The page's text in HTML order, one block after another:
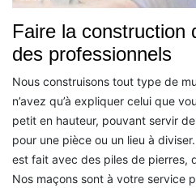
Faire la construction
des professionnels
Nous construisons tout type de
n’avez qu’à expliquer celui que
petit en hauteur, pouvant servir
pour une pièce ou un lieu à
est fait avec des piles de pierres,
Nos maçons sont à votre service